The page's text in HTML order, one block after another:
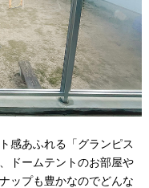
感あふれる「グランピス
ドームテントのお部屋や
ップも豊かなのでどんな